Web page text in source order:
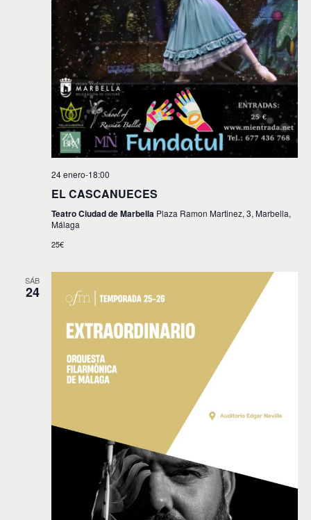
24 enero-18:00
EL CASCANUECES
Teatro Ciudad de Marbella Plaza Ramon Martinez, 3, Marbella,
Málaga
25€
SÁB
24